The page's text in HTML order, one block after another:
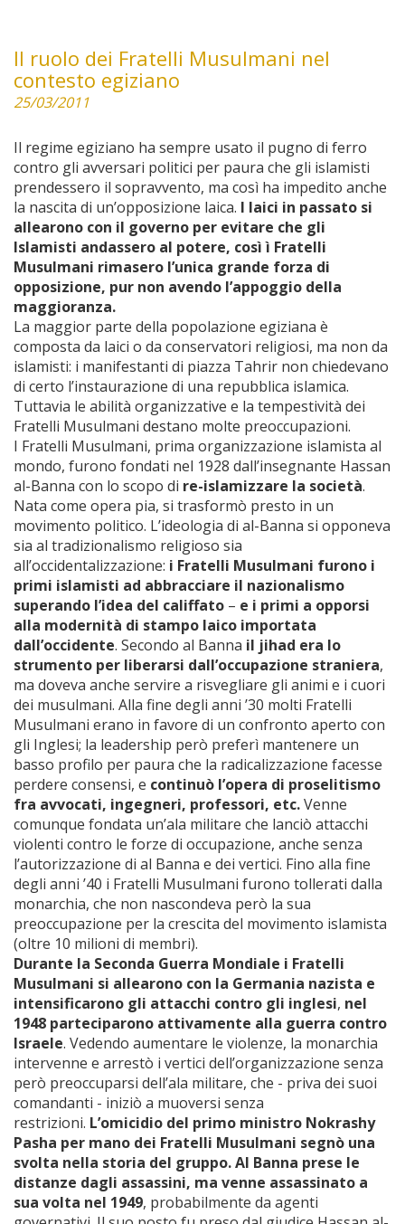
Il ruolo dei Fratelli Musulmani nel
contesto egiziano
25/03/2011
Il regime egiziano ha sempre usato il pugno di ferro
contro gli avversari politici per paura che gli islamisti
prendessero il sopravvento, ma così ha impedito anche
la nascita di un’opposizione laica. I laici in passato si
allearono con il governo per evitare che gli
Islamisti andassero al potere, così ì Fratelli
Musulmani rimasero l’unica grande forza di
opposizione, pur non avendo l’appoggio della
maggioranza.
La maggior parte della popolazione egiziana è
composta da laici o da conservatori religiosi, ma non da
islamisti: i manifestanti di piazza Tahrir non chiedevano
di certo l’instaurazione di una repubblica islamica.
Tuttavia le abilità organizzative e la tempestività dei
Fratelli Musulmani destano molte preoccupazioni.
I Fratelli Musulmani, prima organizzazione islamista al
mondo, furono fondati nel 1928 dall’insegnante Hassan
al-Banna con lo scopo di re-islamizzare la società.
Nata come opera pia, si trasformò presto in un
movimento politico. L’ideologia di al-Banna si opponeva
sia al tradizionalismo religioso sia
all’occidentalizzazione: i Fratelli Musulmani furono i
primi islamisti ad abbracciare il nazionalismo
superando l’idea del califfato – e i primi a opporsi
alla modernità di stampo laico importata
dall’occidente. Secondo al Banna il jihad era lo
strumento per liberarsi dall’occupazione straniera,
ma doveva anche servire a risvegliare gli animi e i cuori
dei musulmani. Alla fine degli anni ’30 molti Fratelli
Musulmani erano in favore di un confronto aperto con
gli Inglesi; la leadership però preferì mantenere un
basso profilo per paura che la radicalizzazione facesse
perdere consensi, e continuò l’opera di proselitismo
fra avvocati, ingegneri, professori, etc.Venne
comunque fondata un’ala militare che lanciò attacchi
violenti contro le forze di occupazione, anche senza
l’autorizzazione di al Banna e dei vertici. Fino alla fine
degli anni ’40 i Fratelli Musulmani furono tollerati dalla
monarchia, che non nascondeva però la sua
preoccupazione per la crescita del movimento islamista
(oltre 10 milioni di membri).
Durante la Seconda Guerra Mondiale i Fratelli
Musulmani si allearono con la Germania nazista e
intensificarono gli attacchi contro gli inglesi, nel
1948 parteciparono attivamente alla guerra contro
Israele. Vedendo aumentare le violenze, la monarchia
intervenne e arrestò i vertici dell’organizzazione senza
però preoccuparsi dell’ala militare, che - priva dei suoi
comandanti - iniziò a muoversi senza
restrizioni. L’omicidio del primo ministro Nokrashy
Pasha per mano dei Fratelli Musulmani segnò una
svolta nella storia del gruppo. Al Banna prese le
distanze dagli assassini, ma venne assassinato a
sua volta nel 1949, probabilmente da agenti